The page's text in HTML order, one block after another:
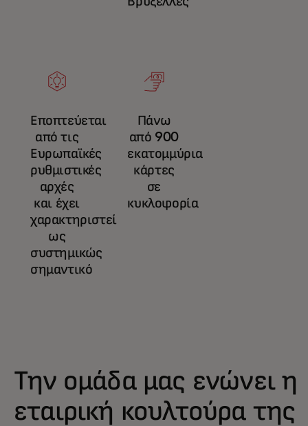
Εποπτεύεται
από τις
Ευρωπαϊκές
ρυθμιστικές
αρχές
και έχει
χαρακτηριστεί
ως
συστημικώς
σημαντικό
Πάνω
από 900
εκατομμύρια
κάρτες
σε
κυκλοφορία
Την ομάδα μας ενώνει η
εταιρική κουλτούρα της